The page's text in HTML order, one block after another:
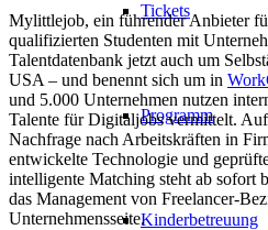
Tickets
Programm
Kinderbetreuung
Mylittlejob, ein führender Anbieter
qualifizierten Studenten mit
Talentdatenbank jetzt auch um
USA – und benennt sich um in
und 5.000 Unternehmen nutzen
Talente für Digitaljobs vermittelt.
Nachfrage nach Arbeitskräften in
entwickelte Technologie und
intelligente Matching steht ab sofort
das Management von Freelancer-
Unternehmensseite.